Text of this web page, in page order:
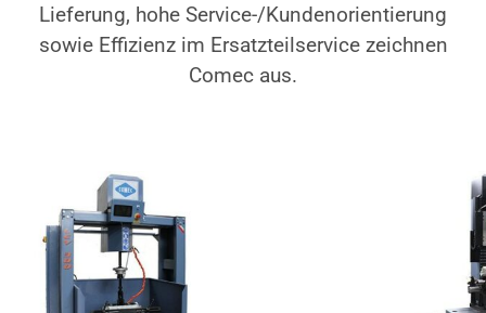
Lieferung, hohe Service-/Kundenorientierung
sowie Effizienz im Ersatzteilservice zeichnen
Comec aus.